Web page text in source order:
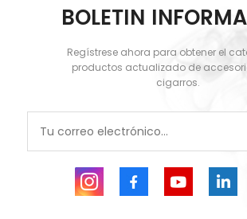
BOLETIN
Regístrese ahora para obtener el
productos actualizado de
cigarros.